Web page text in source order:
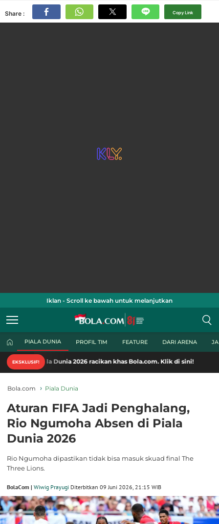
Share : Copy Link
Iklan - Scroll ke bawah untuk melanjutkan
PIALA DUNIA PROFIL TIM FEATURE DARI ARENA
EKSKLUSIF!
Dunia 2026 racikan khas Bola.com. Klik di sini!
Bola.com Piala Dunia
Aturan FIFA Jadi Penghalang,
Rio Ngumoha Absen di Piala
Dunia 2026
Rio Ngumoha dipastikan tidak bisa masuk skuad final The
Three Lions.
BolaCom | Wiwig Prayugi Diterbitkan 09 Juni 2026, 21:15 WIB